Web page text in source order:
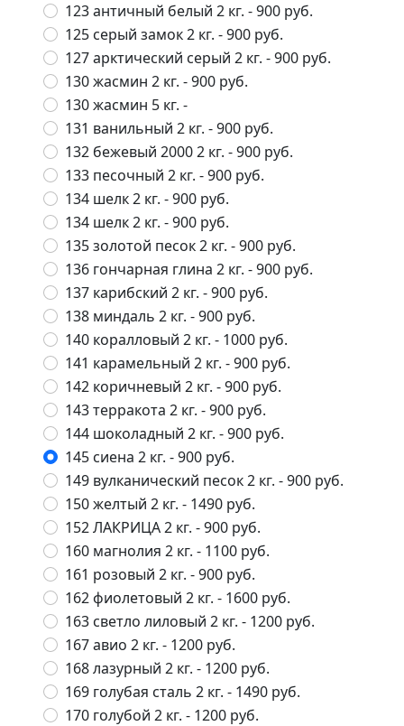
123 античный белый 2 кг. - 900 руб.
125 серый замок 2 кг. - 900 руб.
127 арктический серый 2 кг. - 900 руб.
130 жасмин 2 кг. - 900 руб.
130 жасмин 5 кг. -
131 ванильный 2 кг. - 900 руб.
132 бежевый 2000 2 кг. - 900 руб.
133 песочный 2 кг. - 900 руб.
134 шелк 2 кг. - 900 руб.
134 шелк 2 кг. - 900 руб.
135 золотой песок 2 кг. - 900 руб.
136 гончарная глина 2 кг. - 900 руб.
137 карибский 2 кг. - 900 руб.
138 миндаль 2 кг. - 900 руб.
140 коралловый 2 кг. - 1000 руб.
141 карамельный 2 кг. - 900 руб.
142 коричневый 2 кг. - 900 руб.
143 терракота 2 кг. - 900 руб.
144 шоколадный 2 кг. - 900 руб.
145 сиена 2 кг. - 900 руб.
149 вулканический песок 2 кг. - 900 руб.
150 желтый 2 кг. - 1490 руб.
152 ЛАКРИЦА 2 кг. - 900 руб.
160 магнолия 2 кг. - 1100 руб.
161 розовый 2 кг. - 900 руб.
162 фиолетовый 2 кг. - 1600 руб.
163 светло лиловый 2 кг. - 1200 руб.
167 авио 2 кг. - 1200 руб.
168 лазурный 2 кг. - 1200 руб.
169 голубая сталь 2 кг. - 1490 руб.
170 голубой 2 кг. - 1200 руб.